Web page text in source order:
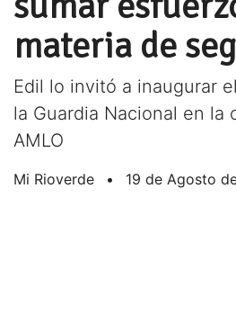
materia de
Edil lo invitó a inaugurar
la Guardia Nacional en la
AMLO
Mi Rioverde • 19 de Agosto